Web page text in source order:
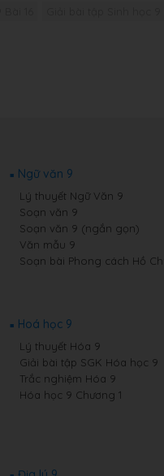
Ngữ văn 9
Lý thuyết Ngữ Văn 9
Soạn văn 9
Soạn văn 9 (ngắn gọn)
Văn mẫu 9
Soạn bài Phong cách Hồ
Hoá học 9
Lý thuyết Hóa 9
Giải bài tập SGK Hóa học 9
Trắc nghiệm Hóa 9
Hóa học 9 Chương 1